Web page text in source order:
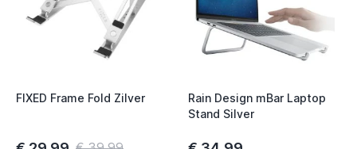
FIXED Frame Fold Zilver
Rain Design mBar Laptop
Stand Silver